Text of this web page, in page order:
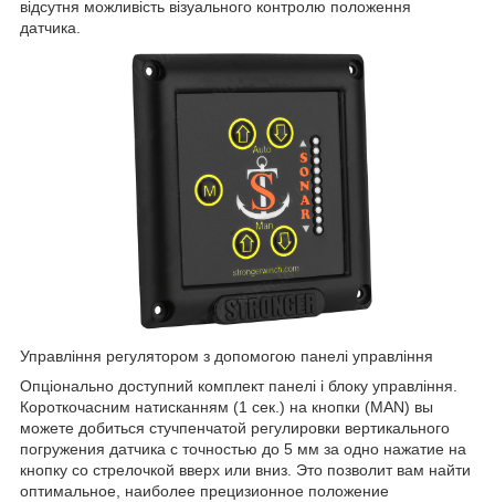
відсутня можливість візуального контролю положення
датчика.
Управління регулятором з допомогою панелі управління
Опціонально доступний комплект панелі і блоку управління.
Короткочасним натисканням (1 сек.) на кнопки (MAN) вы
можете добиться стучпенчатой регулировки вертикального
погружения датчика с точностью до 5 мм за одно нажатие на
кнопку со стрелочкой вверх или вниз. Это позволит вам найти
оптимальное, наиболее прецизионное положение